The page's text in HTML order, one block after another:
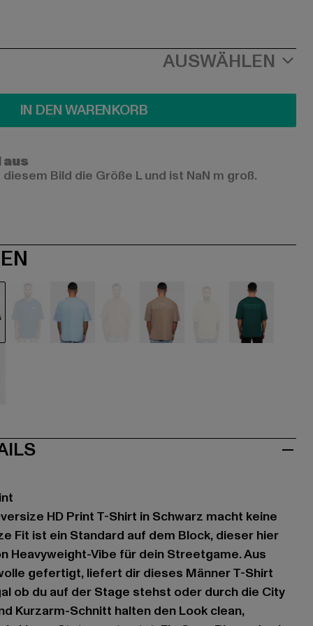
AUSWÄHLEN
IN DEN WARENKORB
Bild die Größe L und ist NaN m groß.
HD Print T-Shirt in Schwarz macht keine
Fit ist ein Standard auf dem Block, dieser hier
Heavyweight-Vibe für dein Streetgame. Aus
gefertigt, liefert dir dieses Männer T-Shirt
ob du auf der Stage stehst oder durch die City
Kurzarm-Schnitt halten den Look clean,